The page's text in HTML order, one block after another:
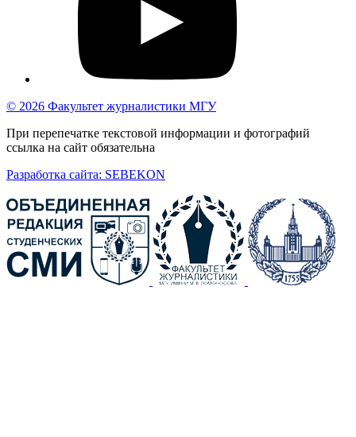
© 2026 Факультет журналистики МГУ
При перепечатке текстовой информации и фотографий
ссылка на сайт обязательна
Разработка сайта: SEBEKON